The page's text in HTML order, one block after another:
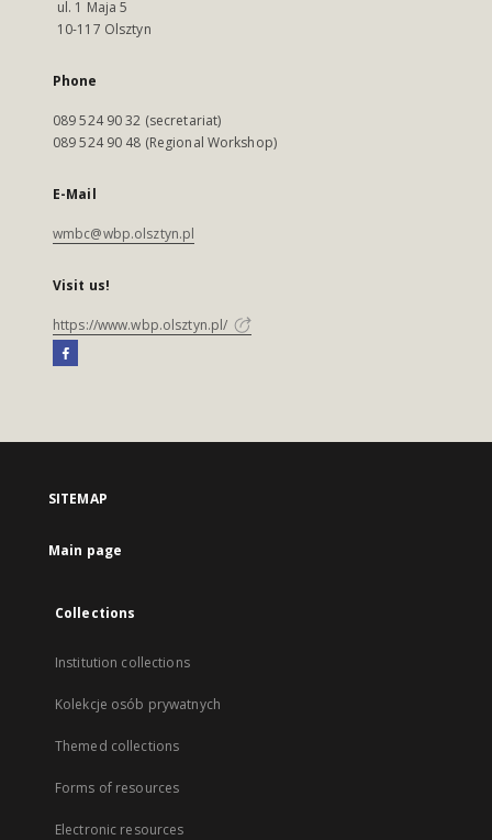
ul. 1 Maja 5
10-117 Olsztyn
Phone
089 524 90 32 (secretariat)
089 524 90 48 (Regional Workshop)
E-Mail
wmbc@wbp.olsztyn.pl
Visit us!
https://www.wbp.olsztyn.pl/
SITEMAP
Main page
Collections
Institution collections
Kolekcje osób prywatnych
Themed collections
Forms of resources
Electronic resources